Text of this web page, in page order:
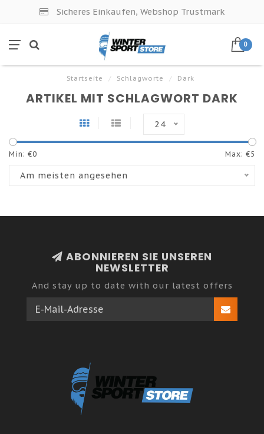
Sicheres Einkaufen, Webshop Trustmark
0
Startseite / Schlagworte / Dark
ARTIKEL MIT SCHLAGWORT DARK
24
Min: €0 Max: €5
Am meisten angesehen
ABONNIEREN SIE UNSEREN
NEWSLETTER
And stay up to date with our latest offers